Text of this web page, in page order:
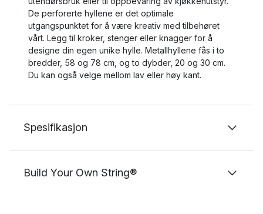
De perforerte hyllene er det optimale
utgangspunktet for å være kreativ med tilbehøret
vårt. Legg til kroker, stenger eller knagger for å
designe din egen unike hylle. Metallhyllene fås i to
bredder, 58 og 78 cm, og to dybder, 20 og 30 cm.
Du kan også velge mellom lav eller høy kant.
Spesifikasjon
Build Your Own String®